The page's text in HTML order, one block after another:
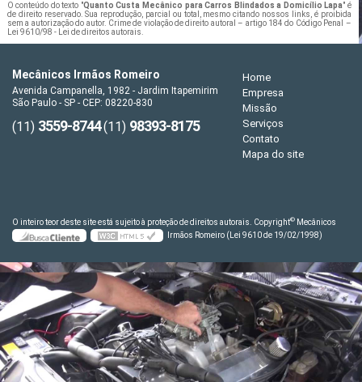
O conteúdo do texto "Quanto Custa Mecânico para Carros Blindados a Domicílio Lapa" é
de direito reservado. Sua reprodução, parcial ou total, mesmo citando nossos links, é proibida
sem a autorização do autor. Crime de violação de direito autoral – artigo 184 do Código Penal –
Lei 9610/98 - Lei de direitos autorais.
Mecânicos Irmãos Romeiro
Avenida Campanella, 1982 - Jardim Itapemirim
São Paulo - SP - CEP: 08220-830
(11) 3559-8744(11) 98393-8175
Home
Empresa
Missão
Serviços
Contato
Mapa do site
O inteiro teor deste site está sujeito à proteção de direitos autorais. Copyright© Mecânicos
Irmãos Romeiro (Lei 9610 de 19/02/1998)